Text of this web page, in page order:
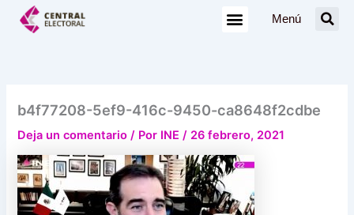
Menú
b4f77208-5ef9-416c-9450-ca8648f2cdbe
Deja un comentario / Por INE/ 26 febrero, 2021